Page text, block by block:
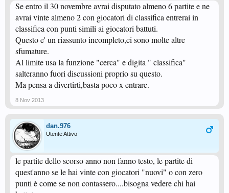
Se entro il 30 novembre avrai disputato almeno 6 partite e ne
avrai vinte almeno 2 con giocatori di classifica entrerai in
classifica con punti simili ai giocatori battuti.
Questo e' un riassunto incompleto,ci sono molte altre
sfumature.
Al limite usa la funzione "cerca" e digita " classifica"
salteranno fuori discussioni proprio su questo.
Ma pensa a divertirti,basta poco x entrare.
8 Nov 2013
dan.976
Utente Attivo
le partite dello scorso anno non fanno testo, le partite di
quest'anno se le hai vinte con giocatori "nuovi" o con zero
punti è come se non contassero....bisogna vedere chi hai